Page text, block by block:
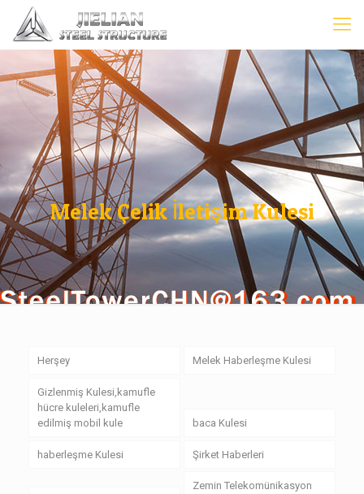
Melek Çelik İletişim Kulesi
Herşey Melek Haberleşme Kulesi
Gizlenmiş Kulesi,kamufle
hücre kuleleri,kamufle
edilmiş mobil kule
baca Kulesi
haberleşme Kulesi Şirket Haberleri
Zemin Telekomünikasyon